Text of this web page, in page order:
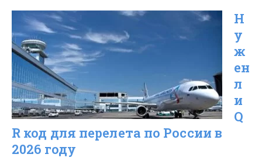
Калининград
в
2026
Н
у
ж
ен
л
и
Q
R код для перелета по России в
2026 году